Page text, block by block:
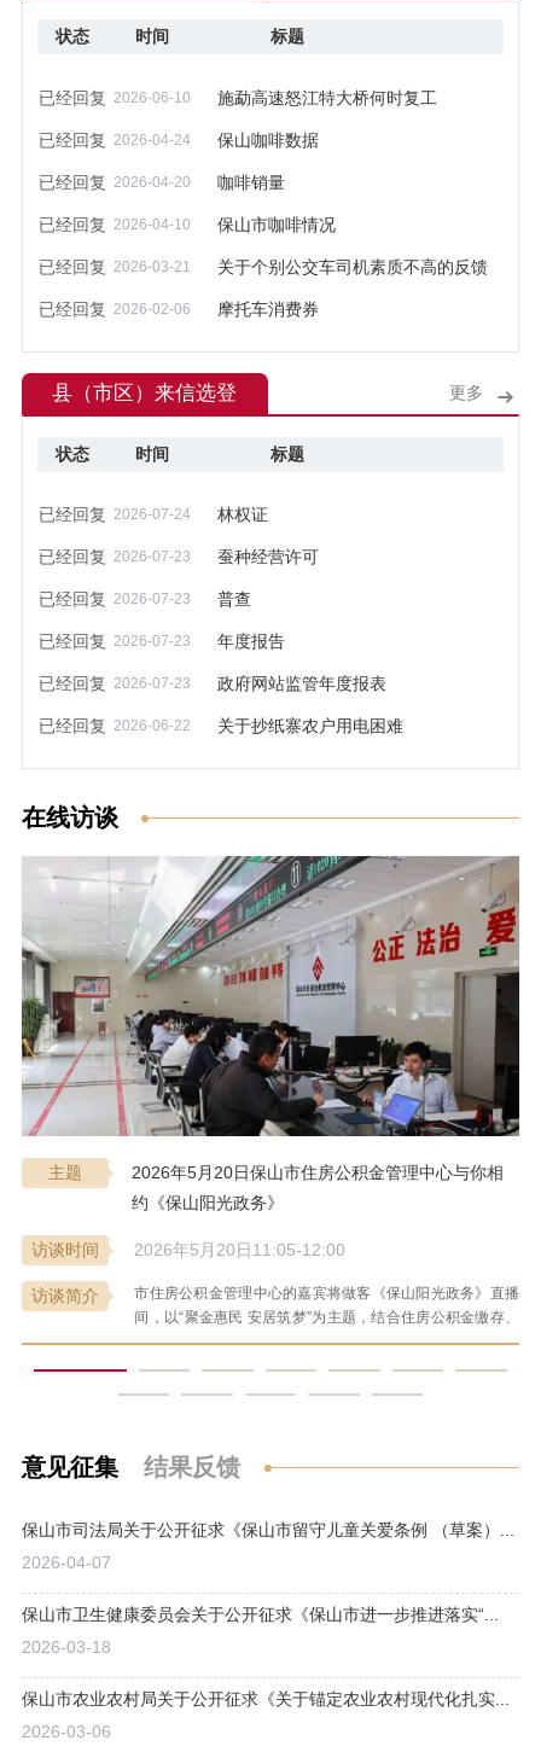
状态 时间 标题
已经回复 2026-06-10 施勐高速怒江特大桥何时复工
已经回复 2026-04-24 保山咖啡数据
已经回复 2026-04-20 咖啡销量
已经回复 2026-04-10 保山市咖啡情况
已经回复 2026-03-21 关于个别公交车司机素质不高的反馈
已经回复 2026-02-06 摩托车消费券
县（市区）来信选登 更多
状态 时间 标题
已经回复 2026-07-24 林权证
已经回复 2026-07-23 蚕种经营许可
已经回复 2026-07-23 普查
已经回复 2026-07-23 年度报告
已经回复 2026-07-23 政府网站监管年度报表
已经回复 2026-06-22 关于抄纸寨农户用电困难
在线访谈
主题
2026年5月20日保山市住房公积金管理中心与你相
约《保山阳光政务》
访谈时间 2026年5月20日11:05-12:00
访谈简介
市住房公积金管理中心的嘉宾将做客《保山阳光政务》直播
间，以“聚金惠民 安居筑梦”为主题，结合住房公积金缴存、
提取、贷款等政策和群众关注的热点、焦点问题展开交流，
在线解答听众提问，听取意见建议，回应关切。
意见征集 结果反馈
保山市司法局关于公开征求《保山市留守儿童关爱条例 （草案）...
2026-04-07
保山市卫生健康委员会关于公开征求《保山市进一步推进落实“...
2026-03-18
保山市农业农村局关于公开征求《关于锚定农业农村现代化扎实...
2026-03-06